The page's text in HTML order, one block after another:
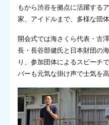
もから渋谷を拠点に活躍する
家、アイドルまで、多様な団
開会式では海さくら代表・古
長・長谷部健氏と日本財団の
り、参加団体によるスピーチ
バーも元気な掛け声で士気を高